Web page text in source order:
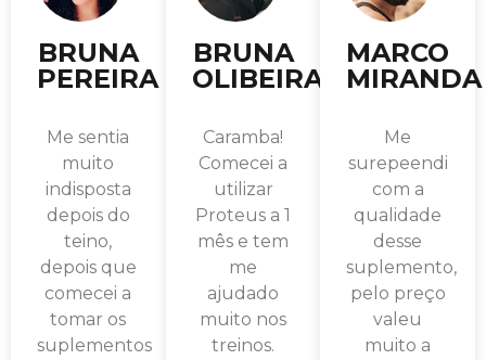
BRUNA
PEREIRA
Me sentia
muito
indisposta
depois do
teino,
depois que
comecei a
tomar os
suplementos
BRUNA
OLIBEIRA
Caramba!
Comecei a
utilizar
Proteus a 1
mês e tem
me
ajudado
muito nos
treinos.
MARCO
MIRANDA
Me
surepeendi
com a
qualidade
desse
suplemento,
pelo preço
valeu
muito a